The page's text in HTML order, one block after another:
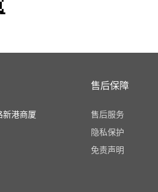
新港商厦
售后保障
售后服务
隐私保护
免责声明